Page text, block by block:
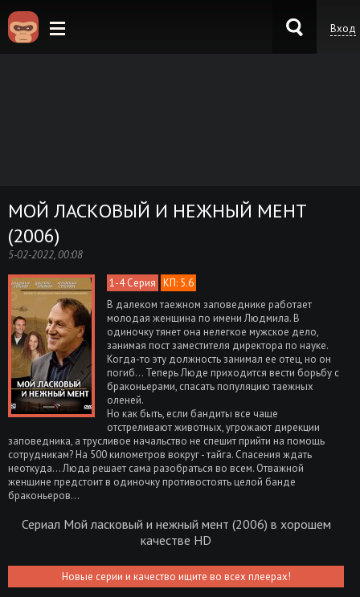
Вход
МОЙ ЛАСКОВЫЙ И НЕЖНЫЙ МЕНТ
(2006)
5-02-2022, 00:08
1-4 Серия КП: 5.6
В далеком таежном заповеднике работает
молодая женщина по имени Людмила. В
одиночку тянет она нелегкое мужское дело,
занимая пост заместителя директора по науке.
Когда-то эту должность занимал ее отец, но он
погиб... Теперь Люде приходится вести борьбу с
браконьерами, спасать популяцию таежных
оленей.
Но как быть, если бандиты все чаще
отстреливают животных, угрожают дирекции
заповедника, а трусливое начальство не спешит прийти на помощь
сотрудникам? На 500 километров вокруг - тайга. Спасения ждать
неоткуда... Люда решает сама разобраться во всем. Отважной
женщине предстоит в одиночку противостоять целой банде
браконьеров...
Сериал Мой ласковый и нежный мент (2006) в хорошем
качестве HD
Новые серии и качество ищите во всех плеерах!